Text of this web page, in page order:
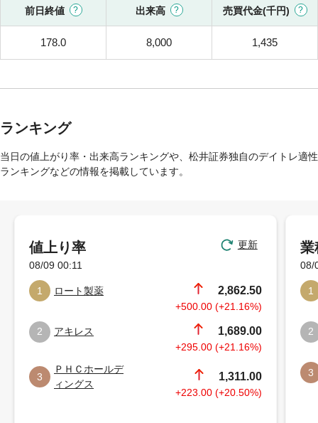
前日終値 出来高 売買代金(千円)
178.0 8,000 1,435
ランキング
当日の値上がり率・出来高ランキングや、松井証券独自のデイトレ適性
ランキングなどの情報を掲載しています。